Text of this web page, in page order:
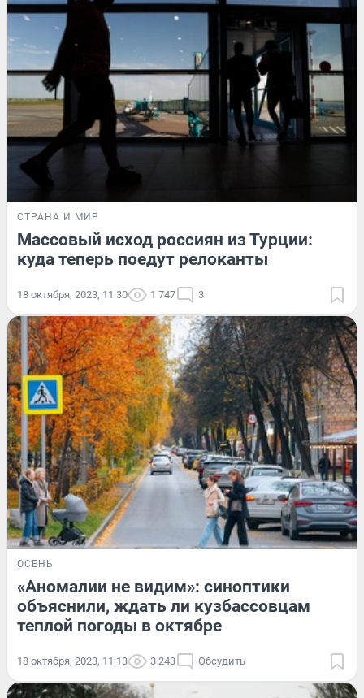
СТРАНА И МИР
Массовый исход россиян из Турции:
куда теперь поедут релоканты
18 октября, 2023, 11:30 1 747 3
ОСЕНЬ
«Аномалии не видим»: синоптики
объяснили, ждать ли кузбассовцам
теплой погоды в октябре
18 октября, 2023, 11:13 3 243 Обсудить